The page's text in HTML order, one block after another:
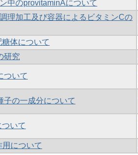
中のprovitaminAについて
理加工及び容器によるビタミンCの
体について
研究
ついて
子の一成分について
いて
について